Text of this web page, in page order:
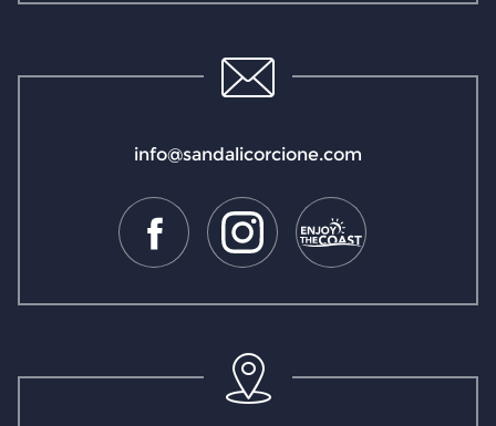
info@sandalicorcione.com